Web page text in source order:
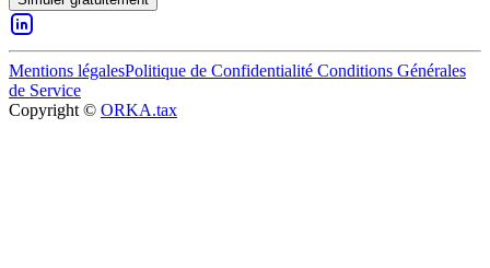
Mentions légalesPolitique de Confidentialité Conditions Générales
de Service
Copyright © ORKA.tax